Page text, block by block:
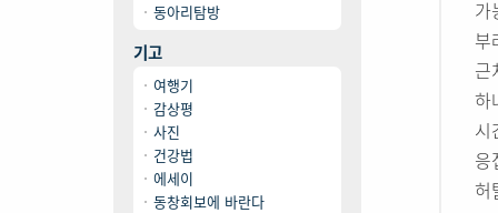
동아리탐방
기고
여행기
감상평
사진
건강법
에세이
동창회보에 바란다
가
부
근
하
시
응
허